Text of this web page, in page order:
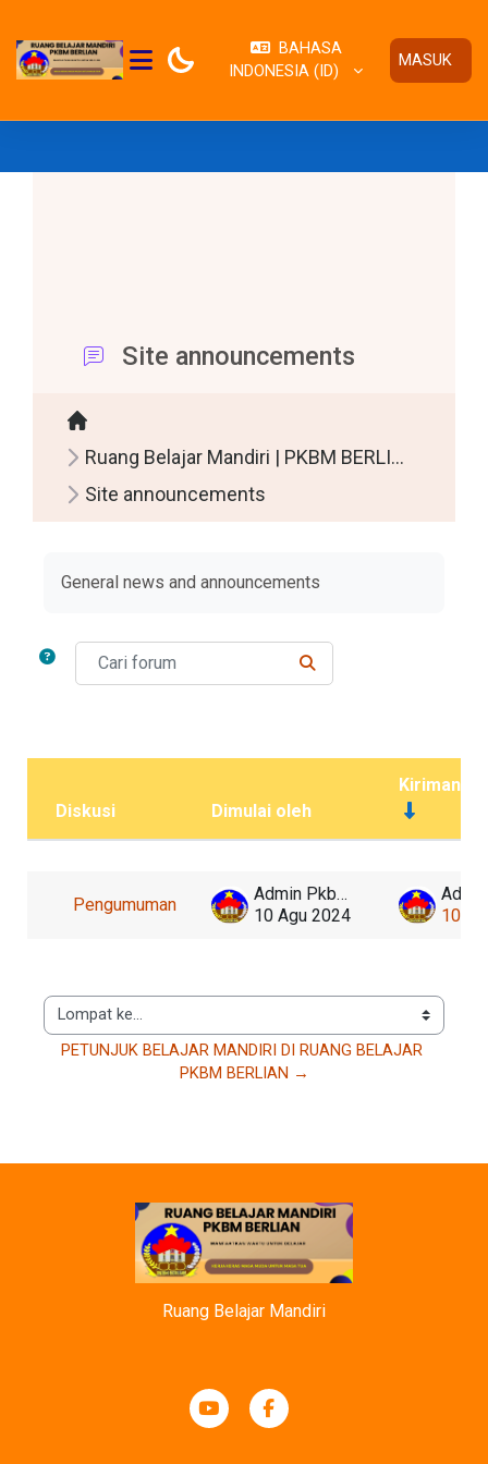
PANEL SAMPING
BAHASA
INDONESIA ‎(ID)‎
MASUK
Site announcements
Ruang Belajar Mandiri | PKBM BERLIAN
Site announcements
General news and announcements
Cari forum
CARI FORUM
Status
Diskusi Dimulai oleh
Kiriman
Pengumuman
Admin Pkbmberlian
10 Agu 2024
10
Lompat ke...
PETUNJUK BELAJAR MANDIRI DI RUANG BELAJAR
PKBM BERLIAN →
Ruang Belajar Mandiri
DIDIK BARU TAHUN AJARAN 2025/2026 SEGERA